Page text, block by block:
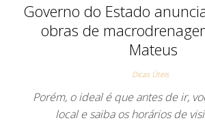
Governo do Estado
obras de
Mateus
Dicas Úteis
Porém, o ideal é que antes de ir,
local e saiba os horários de